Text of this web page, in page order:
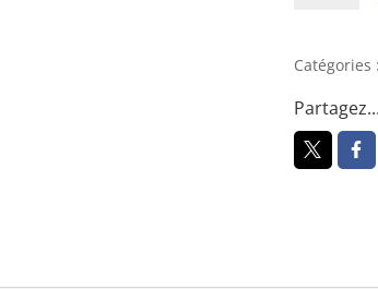
et
affiche
Catégories :
Partagez...